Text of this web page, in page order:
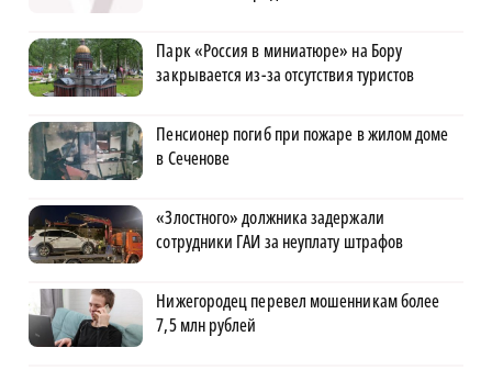
Парк «Россия в миниатюре» на Бору
закрывается из-за отсутствия туристов
Пенсионер погиб при пожаре в жилом доме
в Сеченове
«Злостного» должника задержали
сотрудники ГАИ за неуплату штрафов
Нижегородец перевел мошенникам более
7,5 млн рублей